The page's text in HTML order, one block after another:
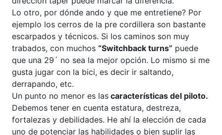
Lo otro, por dónde ando y que me entretiene? Por
ejemplo los cerros de la pre cordillera son bastante
escarpados y técnicos. Si los caminos son muy
trabados, con muchos “Switchback turns” puede
que una 29´ no sea la mejor opción. Lo mismo si me
gusta jugar con la bici, es decir ir saltando,
derrapando, etc.
Un punto no menor es las características del piloto.
Debemos tener en cuenta estatura, destreza,
fortalezas y debilidades. He ahí la elección de cada
uno de potenciar las habilidades o bien suplir las